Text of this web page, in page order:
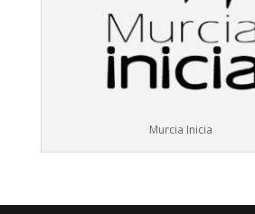
Murcia Inicia